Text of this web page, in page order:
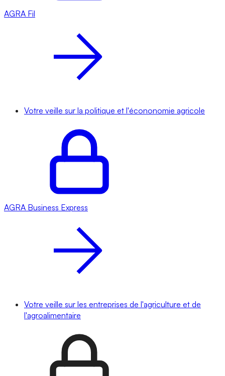
AGRA Fil
Votre veille sur la politique et l'écononomie agricole
AGRA Business Express
Votre veille sur les entreprises de l'agriculture et de
l'agroalimentaire